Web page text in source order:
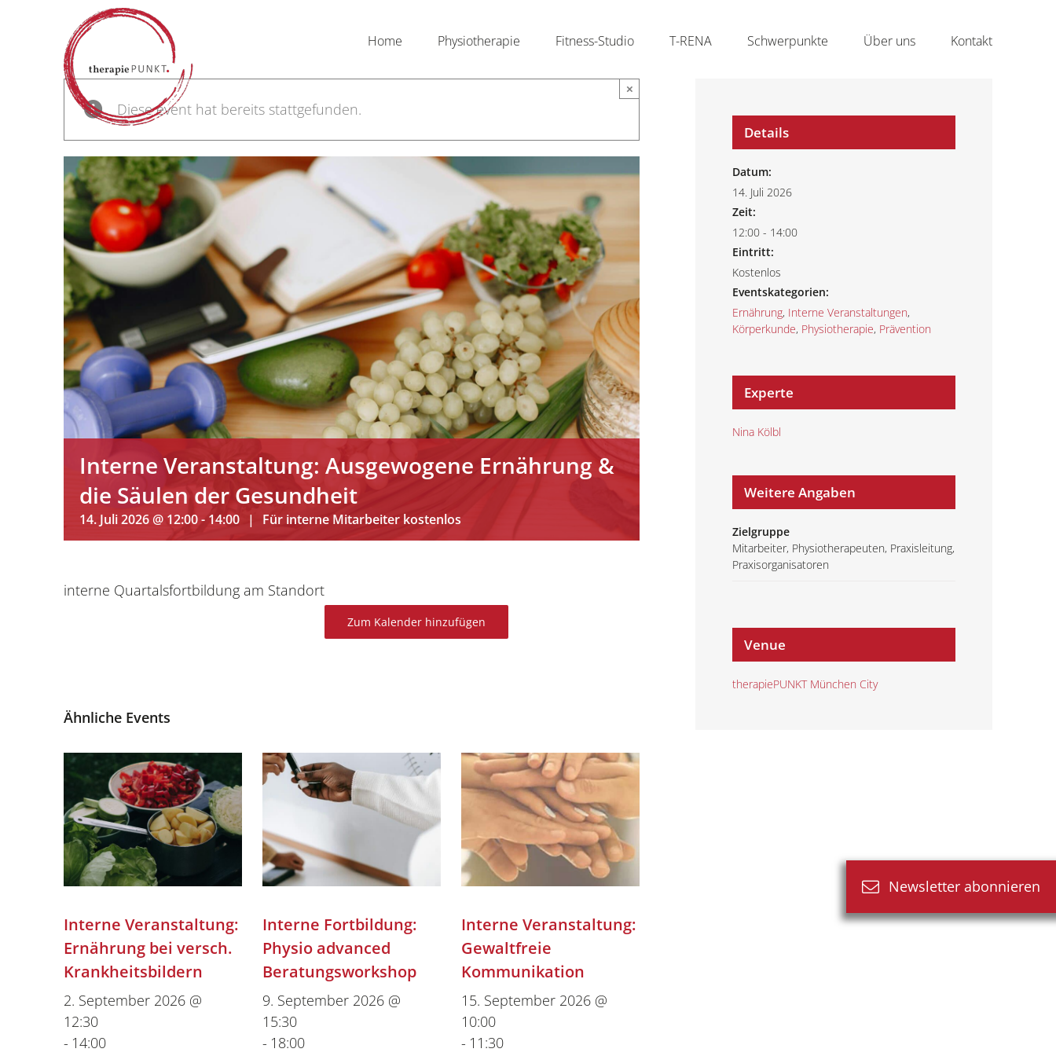
Home Physiotherapie Fitness-Studio T-RENA Schwerpunkte Über uns Kontakt
Diese event hat bereits stattgefunden.
×
Interne Veranstaltung: Ausgewogene Ernährung &
die Säulen der Gesundheit
14. Juli 2026 @ 12:00- 14:00 | kostenlos
interne Quartalsfortbildung am Standort
Zum Kalender hinzufügen
Ähnliche Events
Interne Veranstaltung:
Ernährung bei versch.
Krankheitsbildern
2. September 2026 @
12:30
- 14:00
Interne Fortbildung:
Physio advanced
Beratungsworkshop
9. September 2026 @
15:30
- 18:00
Interne Veranstaltung:
Gewaltfreie
Kommunikation
15. September 2026 @
10:00
- 11:30
Details
Datum:
14. Juli 2026
Zeit:
12:00 - 14:00
Eintritt:
Kostenlos
Eventskategorien:
Ernährung, Interne Veranstaltungen,
Körperkunde, Physiotherapie, Prävention
Experte
Nina Kölbl
Weitere Angaben
Zielgruppe
Mitarbeiter, Physiotherapeuten, Praxisleitung,
Praxisorganisatoren
Venue
therapiePUNKT München City
Newsletter abonnieren